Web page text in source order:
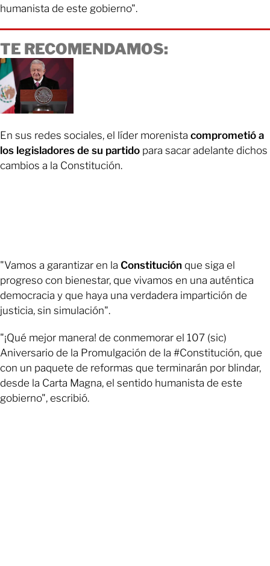
humanista de este gobierno".
TE RECOMENDAMOS:
En sus redes sociales, el líder morenista comprometió a
los legisladores de su partido para sacar adelante dichos
cambios a la Constitución.
"Vamos a garantizar en la Constitución que siga el
progreso con bienestar, que vivamos en una auténtica
democracia y que haya una verdadera impartición de
justicia, sin simulación".
"¡Qué mejor manera! de conmemorar el 107 (sic)
Aniversario de la Promulgación de la #Constitución, que
con un paquete de reformas que terminarán por blindar,
desde la Carta Magna, el sentido humanista de este
gobierno", escribió.